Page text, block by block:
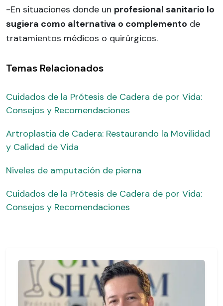
-En situaciones donde un profesional sanitario lo
sugiera como alternativa o complemento de
tratamientos médicos o quirúrgicos.
Temas Relacionados
Cuidados de la Prótesis de Cadera de por Vida:
Consejos y Recomendaciones
Artroplastia de Cadera: Restaurando la Movilidad
y Calidad de Vida
Niveles de amputación de pierna
Cuidados de la Prótesis de Cadera de por Vida:
Consejos y Recomendaciones